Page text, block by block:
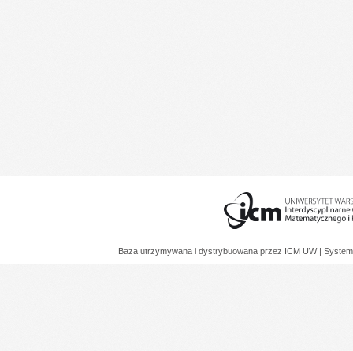
Baza utrzymywana i dystrybuowana przez ICM UW |